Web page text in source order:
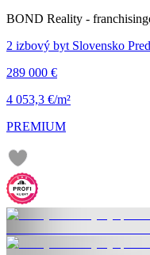
BOND Reality -
2 izbový byt Slovensko
289 000 €
4 053,3 €/m²
PREMIUM